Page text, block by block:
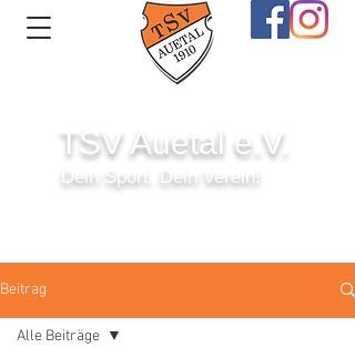
TSV Auetal e.V.
Dein Sport. Dein Verein!
Beitrag
Alle Beiträge